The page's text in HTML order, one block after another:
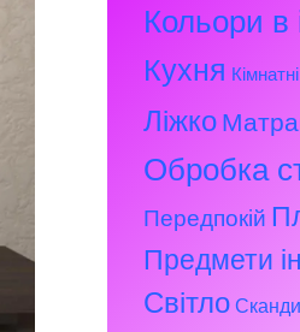
Кольори в
Кухня
Ліжко
Обробка
Передпокій
Предмети
Світло